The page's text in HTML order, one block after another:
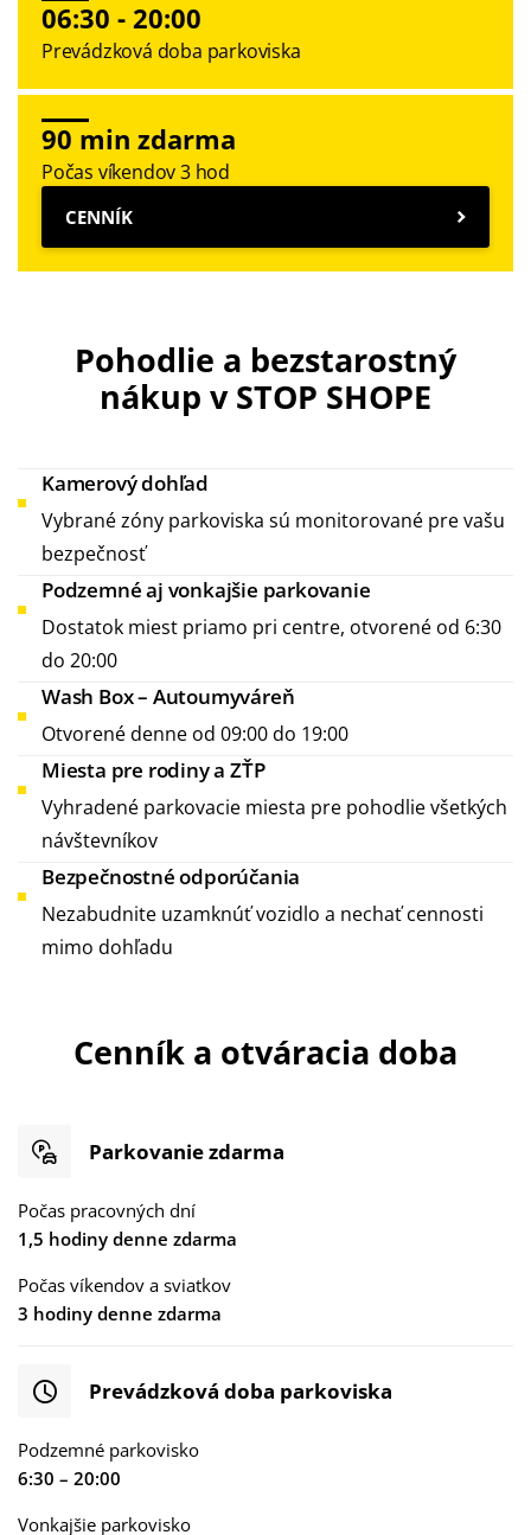
06:30 - 20:00
Prevádzková doba parkoviska
90 min zdarma
Počas víkendov 3 hod
CENNÍK
Pohodlie a bezstarostný
nákup v STOP SHOPE
Kamerový dohľad
Vybrané zóny parkoviska sú monitorované pre vašu
bezpečnosť
Podzemné aj vonkajšie parkovanie
Dostatok miest priamo pri centre, otvorené od 6:30
do 20:00
Wash Box – Autoumyváreň
Otvorené denne od 09:00 do 19:00
Miesta pre rodiny a ZŤP
Vyhradené parkovacie miesta pre pohodlie všetkých
návštevníkov
Bezpečnostné odporúčania
Nezabudnite uzamknúť vozidlo a nechať cennosti
mimo dohľadu
Cenník a otváracia doba
Parkovanie zdarma
Počas pracovných dní
1,5 hodiny denne zdarma
Počas víkendov a sviatkov
3 hodiny denne zdarma
Prevádzková doba parkoviska
Podzemné parkovisko
6:30 – 20:00
Vonkajšie parkovisko